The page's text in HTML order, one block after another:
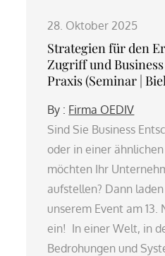
28. Oktober 2025
Strategien für den
Zugriff und
Praxis (Seminar |
By : Firma OEDIV
Sind Sie Business
oder in einer
möchten Ihr
aufstellen? Dann
unserem Event am
ein! In einer Welt, in
Bedrohungen und